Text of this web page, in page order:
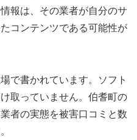
報は、その業者が自分のサ
コンテンツである可能性が
で書かれています。ソフト
取っていません。伯耆町の
者の実態を被害口コミと数